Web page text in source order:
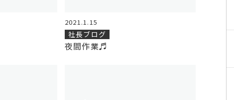
2021.1.15
社長ブログ
夜間作業♬